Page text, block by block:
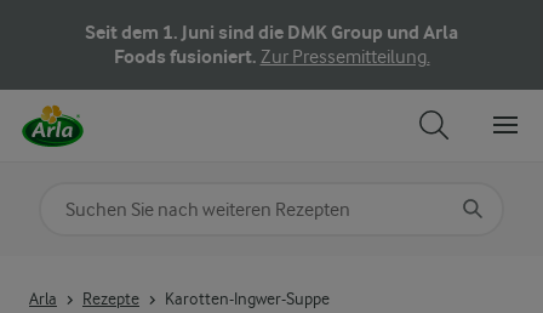
Seit dem 1. Juni sind die DMK Group und Arla
Foods fusioniert. Zur Pressemitteilung.
Arla Rezepte Karotten-Ingwer-Suppe
Nach Kategorie suchen